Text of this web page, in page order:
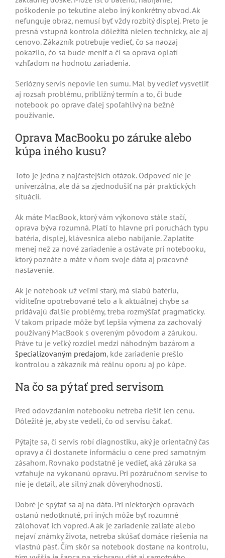
poškodenie po tekutine alebo iný konkrétny obvod. Ak
nefunguje obraz, nemusí byť vždy rozbitý displej. Preto je
presná vstupná kontrola dôležitá nielen technicky, ale aj
cenovo. Zákazník potrebuje vedieť, čo sa naozaj
pokazilo, čo sa bude meniť a či sa oprava oplatí
vzhľadom na hodnotu zariadenia.
Seriózny servis nepovie len sumu. Mal by vedieť vysvetliť
aj rozsah problému, približný termín a to, či bude
notebook po oprave ďalej spoľahlivý na bežné
používanie.
Oprava MacBooku po záruke alebo
kúpa iného kusu?
Toto je jedna z najčastejších otázok. Odpoveď nie je
univerzálna, ale dá sa zjednodušiť na pár praktických
situácií.
Ak máte MacBook, ktorý vám výkonovo stále stačí,
oprava býva rozumná. Platí to hlavne pri poruchách typu
batéria, displej, klávesnica alebo nabíjanie. Zaplatíte
menej než za nové zariadenie a ostávate pri notebooku,
ktorý poznáte a máte v ňom svoje dáta aj pracovné
nastavenie.
Ak je notebook už veľmi starý, má slabú batériu,
viditeľne opotrebované telo a k aktuálnej chybe sa
pridávajú ďalšie problémy, treba rozmýšľať pragmaticky.
V takom prípade môže byť lepšia výmena za zachovalý
používaný MacBook s overeným pôvodom a zárukou.
Práve tu je veľký rozdiel medzi náhodným bazárom a
špecializovaným predajom, kde zariadenie prešlo
kontrolou a zákazník má reálnu oporu aj po kúpe.
Na čo sa pýtať pred servisom
Pred odovzdaním notebooku netreba riešiť len cenu.
Dôležité je, aby ste vedeli, čo od servisu čakať.
Pýtajte sa, či servis robí diagnostiku, aký je orientačný čas
opravy a či dostanete informáciu o cene pred samotným
zásahom. Rovnako podstatné je vedieť, aká záruka sa
vzťahuje na vykonanú opravu. Pri pozáručnom servise to
nie je detail, ale silný znak dôveryhodnosti.
Dobré je spýtať sa aj na dáta. Pri niektorých opravách
ostanú nedotknuté, pri iných môže byť rozumné
zálohovať ich vopred. A ak je zariadenie zaliate alebo
nejaví známky života, netreba skúšať domáce riešenia na
vlastnú päsť. Čím skôr sa notebook dostane na kontrolu,